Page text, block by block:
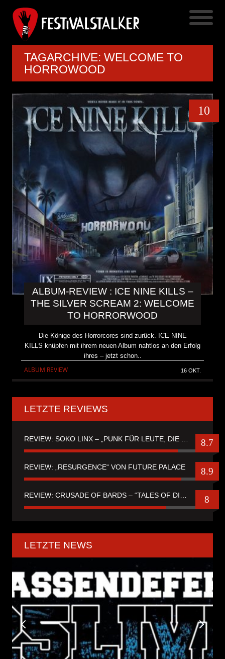
TAGARCHIVE: WELCOME TO
HORROWOOD
10
ALBUM-REVIEW : ICE NINE KILLS –
THE SILVER SCREAM 2: WELCOME
TO HORRORWOOD
Die Könige des Horrorcores sind zurück. ICE NINE
KILLS knüpfen mit ihrem neuen Album nahtlos an den Erfolg
ihres – jetzt schon..
ALBUM REVIEW 16 OKT.
LETZTE REVIEWS
8.7
REVIEW: „RESURGENCE“ VON FUTURE PALACE 8.9
REVIEW: CRUSADE OF BARDS – “TALES OF DISTANT WORLDS“ 8
LETZTE NEWS